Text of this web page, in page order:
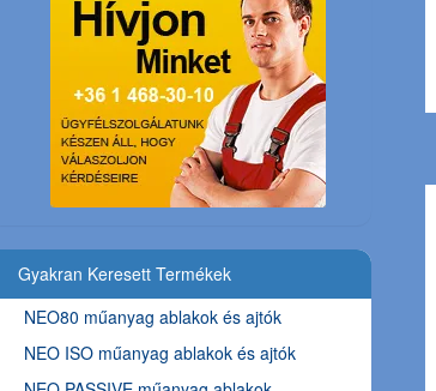
Gyakran Keresett Termékek
NEO80 műanyag ablakok és ajtók
NEO ISO műanyag ablakok és ajtók